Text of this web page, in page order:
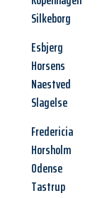
Silkeborg
Esbjerg
Horsens
Naestved
Slagelse
Fredericia
Horsholm
Odense
Tastrup